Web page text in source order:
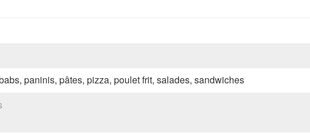
paninis, pâtes, pizza, poulet frit, salades, sandwiches